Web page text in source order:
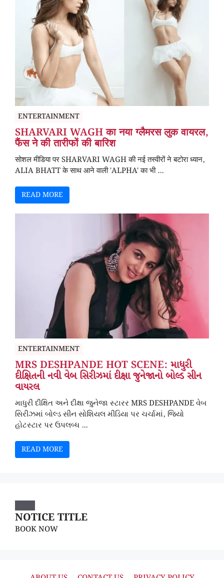
ENTERTAINMENT
SHARVARI WAGH का नया ग्लैमरस लुक वायरल,
फैंस ने की तारीफों की बारिश
सोशल मीडिया पर SHARVARI WAGH की नई तस्वीरों ने बटोरा ध्यान,
ALIA BHATT के साथ आने वाली 'ALPHA' का भी ...
READ MORE
ENTERTAINMENT
MRS DESHPANDE HOT SCENE: માધુરી
દીક્ષિતની નવી વેબ સિરીઝમાં દીક્ષા જુનેજાનો બોલ્ડ સીન
વાયરલ
માધુરી દીક્ષિત અને દીક્ષા જુનેજા સ્ટારર MRS DESHPANDE વેબ
સિરીઝમાં બોલ્ડ સીન સોશિયલ મીડિયા પર ચર્ચામાં, જિયો
હોટસ્ટાર પર ઉપલબ્ધ ...
READ MORE
NOTICE TITLE
BOOK NOW